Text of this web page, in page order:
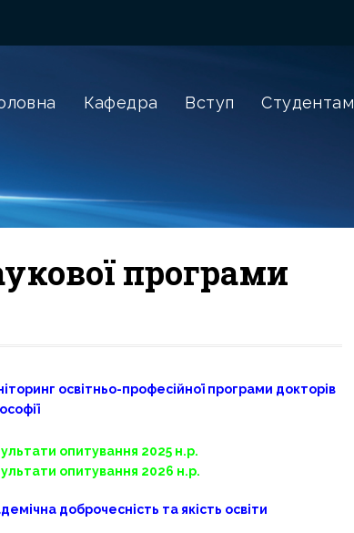
Кафедра Вступ Студентам
програми
освітньо-професійної програми докторів
опитування 2025 н.р.
опитування 2026 н.р.
доброчесність та якість освіти